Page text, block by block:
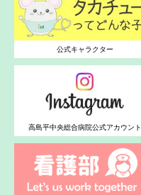
公式キャラクター
高島平中央総合病院公式アカウント